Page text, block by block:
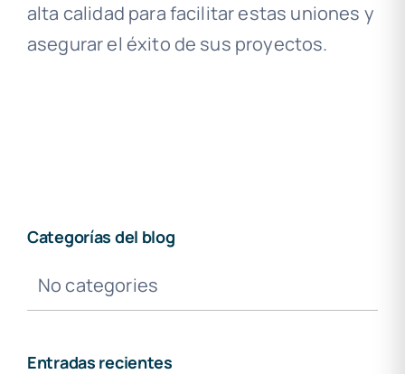
alta calidad para facilitar estas uniones y
asegurar el éxito de sus proyectos.
Categorías del blog
No categories
Entradas recientes